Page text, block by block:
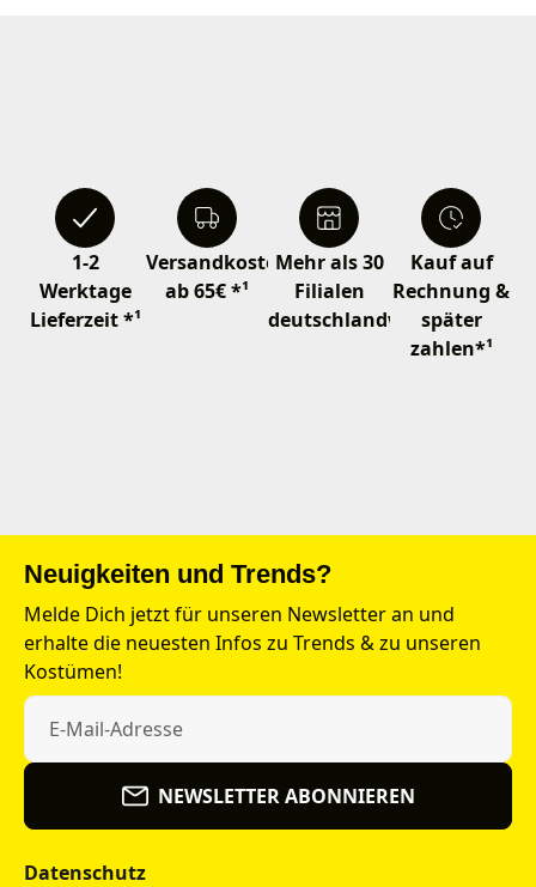
1-2
Werktage
Lieferzeit *¹
Versandkostenfrei
ab 65€ *¹
Mehr als 30
Filialen
deutschlandweit
Kauf auf
Rechnung &
später
zahlen*¹
Neuigkeiten und Trends?
Melde Dich jetzt für unseren Newsletter an und
erhalte die neuesten Infos zu Trends & zu unseren
Kostümen!
NEWSLETTER ABONNIEREN
Datenschutz